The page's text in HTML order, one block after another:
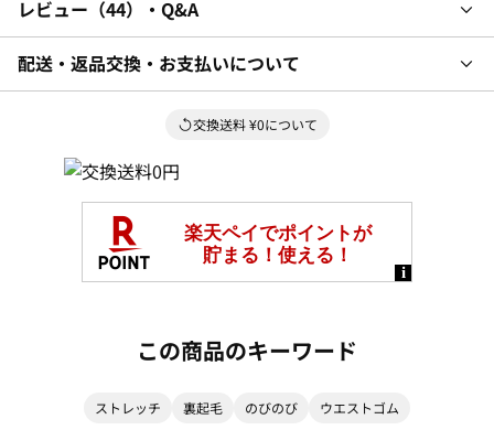
レビュー 44 ・Q&A
配送・返品交換・お支払いについて
交換送料 ¥0について
この商品のキーワード
ストレッチ 裏起毛 のびのび ウエストゴム